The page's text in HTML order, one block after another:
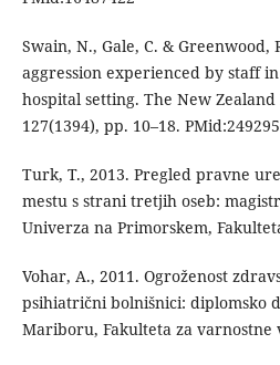
Swain, N., Gale, C. & Greenwood,
aggression experienced by staff
hospital setting. The New
127(1394), pp. 10–18.
Turk, T., 2013. Pregled pravne
mestu s strani tretjih oseb:
Univerza na Primorskem,
Vohar, A., 2011. Ogroženost
psihiatrični bolnišnici: diplomsko
Mariboru, Fakulteta za varnostne